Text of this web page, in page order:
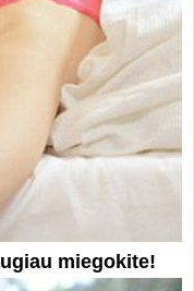
miegokite!